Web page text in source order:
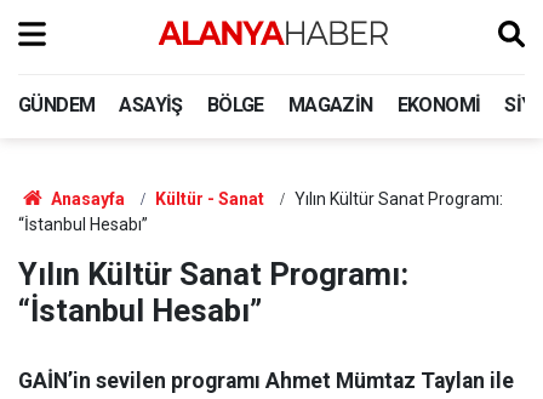
GÜNDEM ASAYIŞ BÖLGE MAGAZIN EKONOMI
Anasayfa Kültür - Sanat
Yılın Kültür Sanat Programı:
“İstanbul Hesabı”
Yılın Kültür Sanat Programı:
“İstanbul Hesabı”
GAİN’in sevilen programı Ahmet Mümtaz Taylan ile